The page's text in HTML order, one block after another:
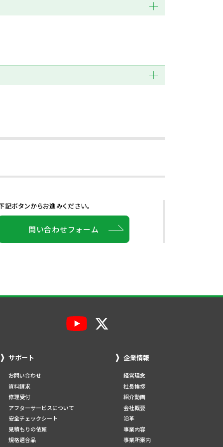
記ボタンからお進みください。
問い合わせフォーム
サポート
お問い合わせ
資料請求
修理受付
アフターサービスについて
安全チェックシート
見積もりの依頼
規格適合品
企業情報
経営理念
社長挨拶
紹介動画
会社概要
沿革
事業内容
事業所案内